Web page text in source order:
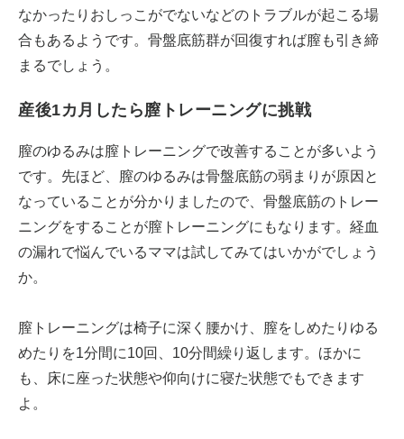
なかったりおしっこがでないなどのトラブルが起こる場
合もあるようです。骨盤底筋群が回復すれば膣も引き締
まるでしょう。
産後1カ月したら膣トレーニングに挑戦
膣のゆるみは膣トレーニングで改善することが多いよう
です。先ほど、膣のゆるみは骨盤底筋の弱まりが原因と
なっていることが分かりましたので、骨盤底筋のトレー
ニングをすることが膣トレーニングにもなります。経血
の漏れで悩んでいるママは試してみてはいかがでしょう
か。
膣トレーニングは椅子に深く腰かけ、膣をしめたりゆる
めたりを1分間に10回、10分間繰り返します。ほかに
も、床に座った状態や仰向けに寝た状態でもできます
よ。